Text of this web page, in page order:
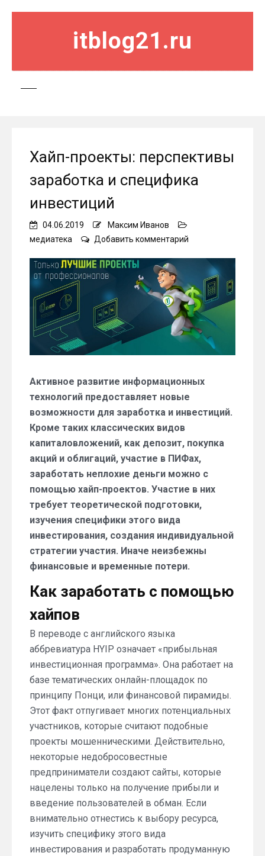
itblog21.ru
Хайп-проекты: перспективы
заработка и специфика
инвестиций
04.06.2019
Максим Иванов
медиатека
Добавить комментарий
проекты:
перспективы
заработка
и
специфика
инвестиций
Активное развитие информационных
технологий предоставляет новые
возможности для заработка и инвестиций.
Кроме таких классических видов
капиталовложений, как депозит, покупка
акций и облигаций, участие в ПИФах,
заработать неплохие деньги можно с
помощью хайп-проектов. Участие в них
требует теоретической подготовки,
изучения специфики этого вида
инвестирования, создания индивидуальной
стратегии участия. Иначе неизбежны
финансовые и временные потери.
Как заработать с помощью
хайпов
В переводе с английского языка
аббревиатура HYIP означает «прибыльная
инвестиционная программа». Она работает на
базе тематических онлайн-площадок по
принципу Понци, или финансовой пирамиды.
Этот факт отпугивает многих потенциальных
участников, которые считают подобные
проекты мошенническими. Действительно,
некоторые недобросовестные
предприниматели создают сайты, которые
нацелены только на получение прибыли и
введение пользователей в обман. Если
внимательно отнестись к выбору ресурса,
изучить специфику этого вида
инвестирования и разработать продуманную